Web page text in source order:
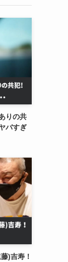
りの共
バすぎ
)吉寿！